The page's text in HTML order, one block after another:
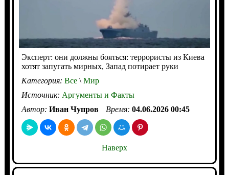
Эксперт: они должны бояться: террористы из Киева
хотят запугать мирных, Запад потирает руки
Категория: Все\Мир
Источник: Аргументы и Факты
Автор: Иван Чупров Время: 04.06.2026 00:45
Наверх